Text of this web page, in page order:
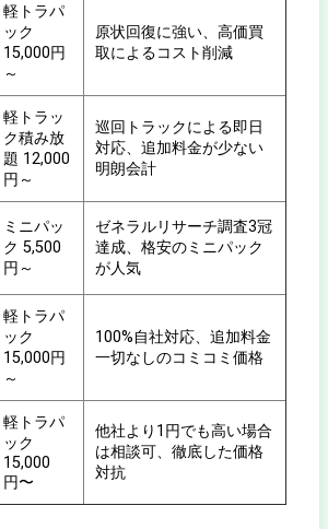
軽トラパ
ック
15,000円
～
原状回復に強い、高価買
取によるコスト削減
軽トラッ
ク積み放
題 12,000
円～
巡回トラックによる即日
対応、追加料金が少ない
明朗会計
ミニパッ
ク 5,500
円～
ゼネラルリサーチ調査3冠
達成、格安のミニパック
が人気
軽トラパ
ック
15,000円
～
100%自社対応、追加料金
一切なしのコミコミ価格
軽トラパ
ック
15,000
円〜
他社より1円でも高い場合
は相談可、徹底した価格
対抗